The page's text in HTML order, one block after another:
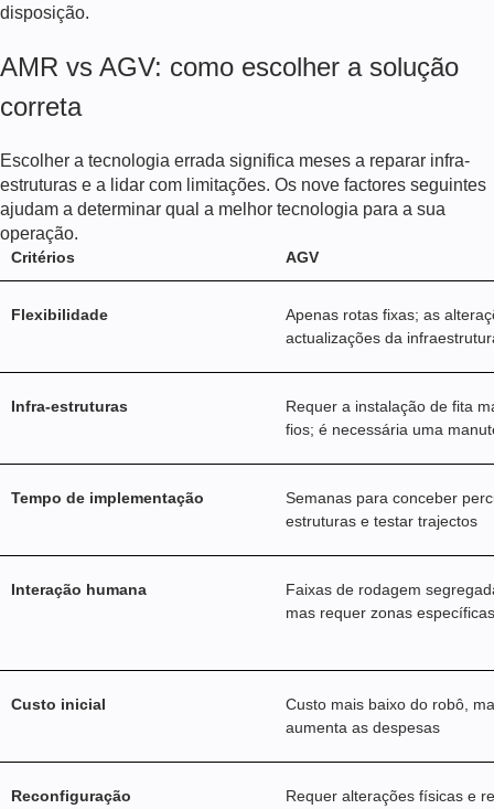
disposição.
AMR vs AGV: como escolher a solução
correta
Escolher a tecnologia errada significa meses a reparar infra-
estruturas e a lidar com limitações. Os nove factores seguintes
ajudam a determinar qual a melhor tecnologia para a sua
operação.
Critérios AGV
Flexibilidade
Apenas rotas fixas; as
actualizações da
Infra-estruturas
Requer a instalação de fita
fios; é necessária uma
Tempo de implementação
Semanas para conceber
estruturas e testar trajectos
Interação humana
Faixas de rodagem
mas requer zonas específicas
Custo inicial
Custo mais baixo do robô,
aumenta as despesas
Reconfiguração Requer alterações físicas e